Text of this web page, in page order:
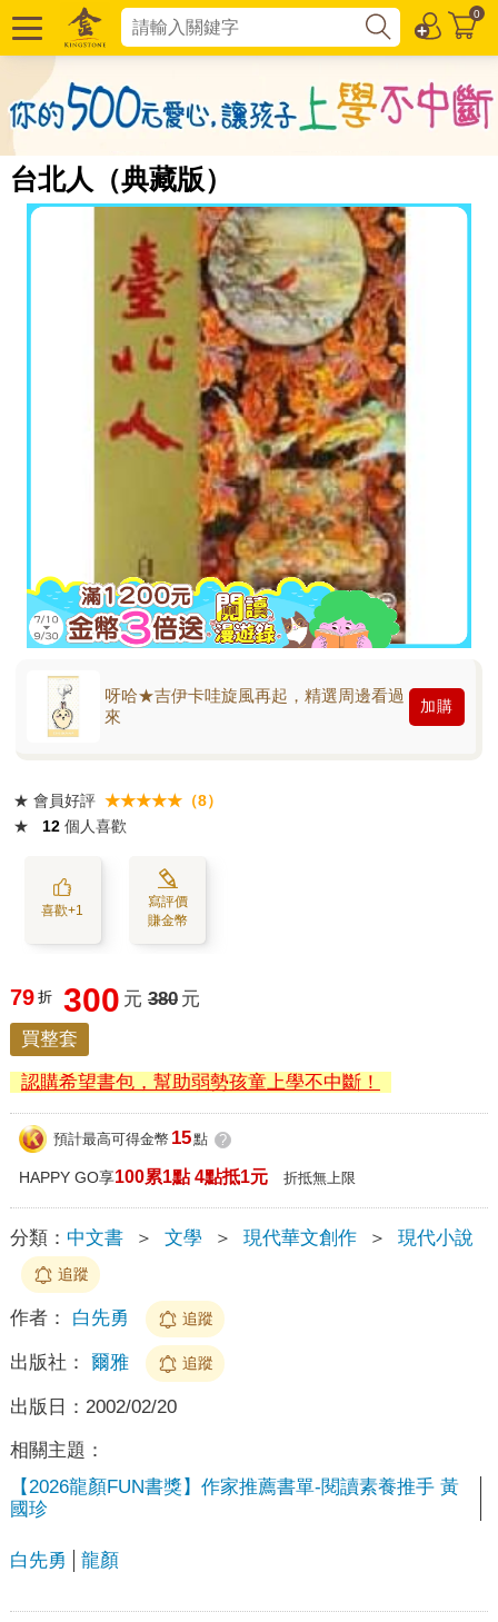
0
台北人（典藏版）
呀哈★吉伊卡哇旋風再起，精選周邊看過
來
加購
★ 會員好評 ★★★★★（8）
★
12 個人喜歡
喜歡+1
寫評價
賺金幣
79 折 300 元 380 元
買整套
認購希望書包，幫助弱勢孩童上學不中斷！
預計最高可得金幣 15點 ?
HAPPY GO享100累1點 4點抵1元 折抵無上限
分類： 中文書 ＞ 文學 ＞ 現代華文創作 ＞ 現代小說
追蹤
作者： 白先勇 追蹤
出版社： 爾雅 追蹤
出版日： 2002/02/20
相關主題：
【2026龍顏FUN書獎】作家推薦書單-閱讀素養推手 黃
國珍
白先勇 龍顏